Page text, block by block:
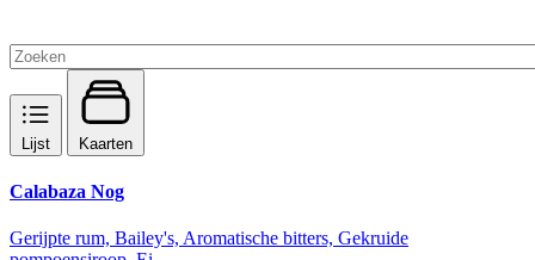
Lijst Kaarten
Calabaza Nog
Gerijpte rum, Bailey's, Aromatische bitters, Gekruide